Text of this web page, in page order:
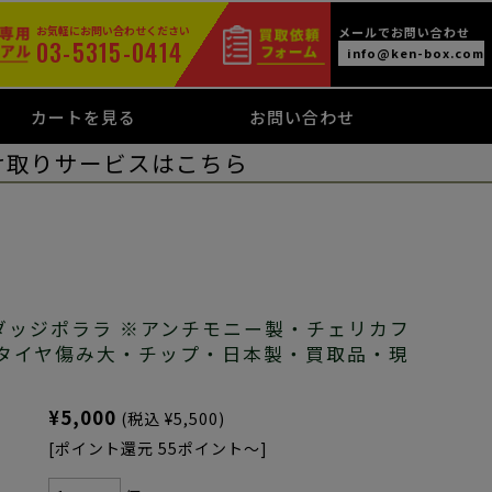
お気軽にお問い合わせください
03-5315-0414
メールでお問い合わせ
info@ken-box.com
カートを見る お問い合わせ
りサービスはこちら
ジポララ ※アンチモニー製・チェリカフ
イヤ傷み大・チップ・日本製・買取品・現
¥5,000 (税込 ¥5,500)
[ポイント還元 55ポイント～]